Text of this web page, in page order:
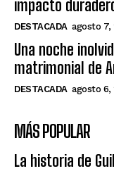
impacto
DESTACADA agosto 7,
Una noche
matrimonial de
DESTACADA agosto 6,
MÁS POPULAR
La historia de